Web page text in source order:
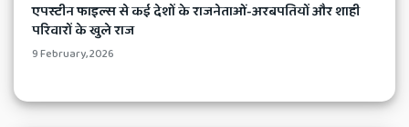
​एपस्टीन फाइल्स से कई देशों के राजनेताओं-अरबपतियों और शाही
परिवारों के खुले राज
9 February, 2026